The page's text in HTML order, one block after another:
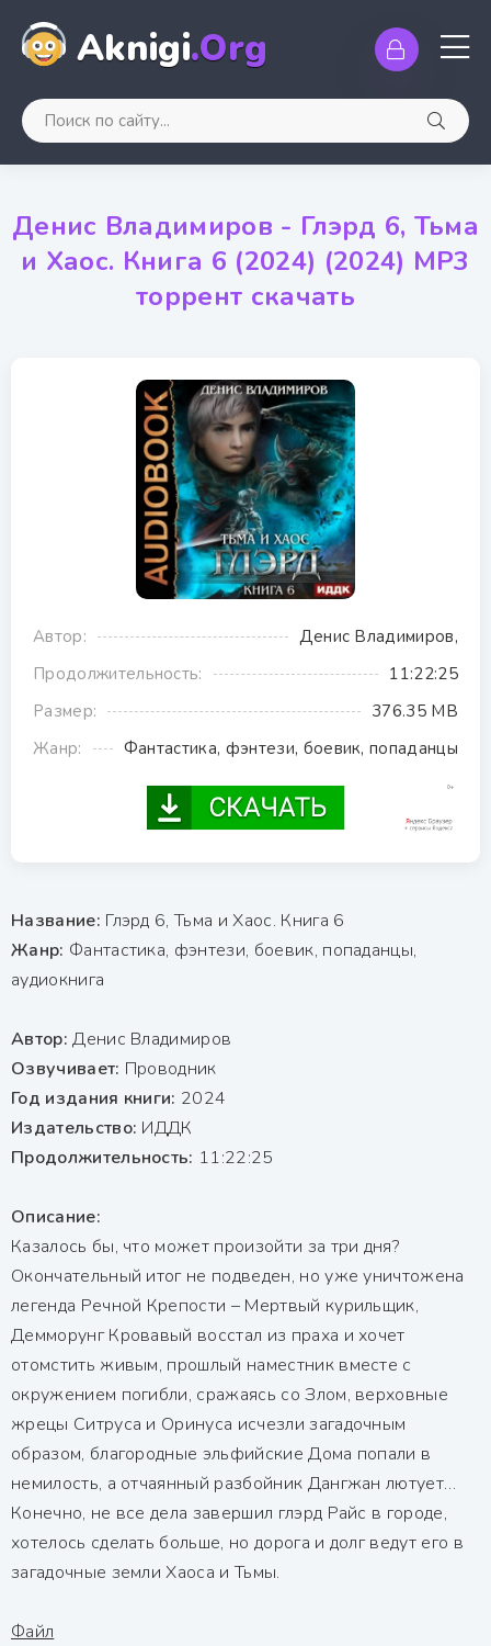
Aknigi.Org
Денис Владимиров - Глэрд 6, Тьма
и Хаос. Книга 6 (2024) (2024) МР3
торрент скачать
Автор:
Денис Владимиров,
Продолжительность:
11:22:25
Размер:
376.35 MB
Жанр:
Фантастика, фэнтези, боевик, попаданцы
Название: Глэрд 6, Тьма и Хаос. Книга 6
Жанр: Фантастика, фэнтези, боевик, попаданцы,
аудиокнига
Автор:Денис Владимиров
Озвучивает: Проводник
Год издания книги: 2024
Издательство: ИДДК
Продолжительность: 11:22:25
Описание:
Казалось бы, что может произойти за три дня?
Окончательный итог не подведен, но уже уничтожена
легенда Речной Крепости – Мертвый курильщик,
Демморунг Кровавый восстал из праха и хочет
отомстить живым, прошлый наместник вместе с
окружением погибли, сражаясь со Злом, верховные
жрецы Ситруса и Оринуса исчезли загадочным
образом, благородные эльфийские Дома попали в
немилость, а отчаянный разбойник Дангжан лютует…
Конечно, не все дела завершил глэрд Райс в городе,
хотелось сделать больше, но дорога и долг ведут его в
загадочные земли Хаоса и Тьмы.
Файл